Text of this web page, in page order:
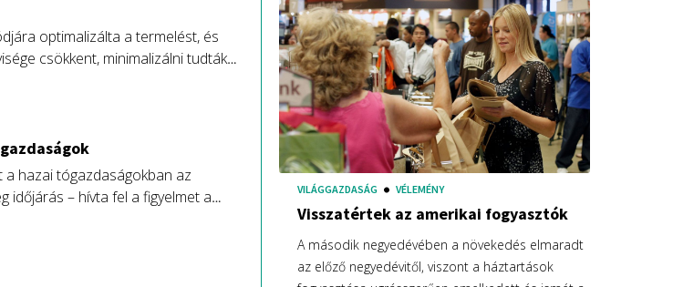
optimalizálta a termelést, és
csökkent, minimalizálni tudták
István agrárminiszter.
a hazai tógazdaságokban az
időjárás – hívta fel a figyelmet a
VILÁGGAZDASÁG VÉLEMÉNY
Visszatértek az amerikai fogyasztók
A második negyedévében a növekedés elmaradt
az előző negyedévitől, viszont a háztartások